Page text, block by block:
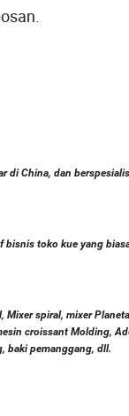
di China, dan
bisnis toko kue yang
Mixer spiral, mixer
croissant Molding,
baki pemanggang, dll.